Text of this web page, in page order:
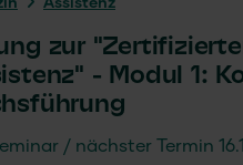
Assistenz
zur
- Modul 1:
nächster Termin